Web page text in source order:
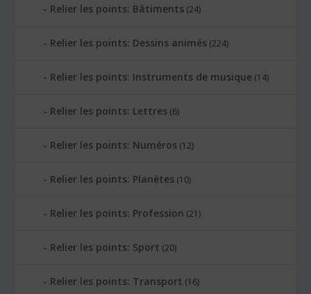
Relier les points: Bâtiments (24)
Relier les points: Dessins animés (224)
Relier les points: Instruments de musique (14)
Relier les points: Lettres (6)
Relier les points: Numéros (12)
Relier les points: Planètes (10)
Relier les points: Profession (21)
Relier les points: Sport (20)
Relier les points: Transport (16)